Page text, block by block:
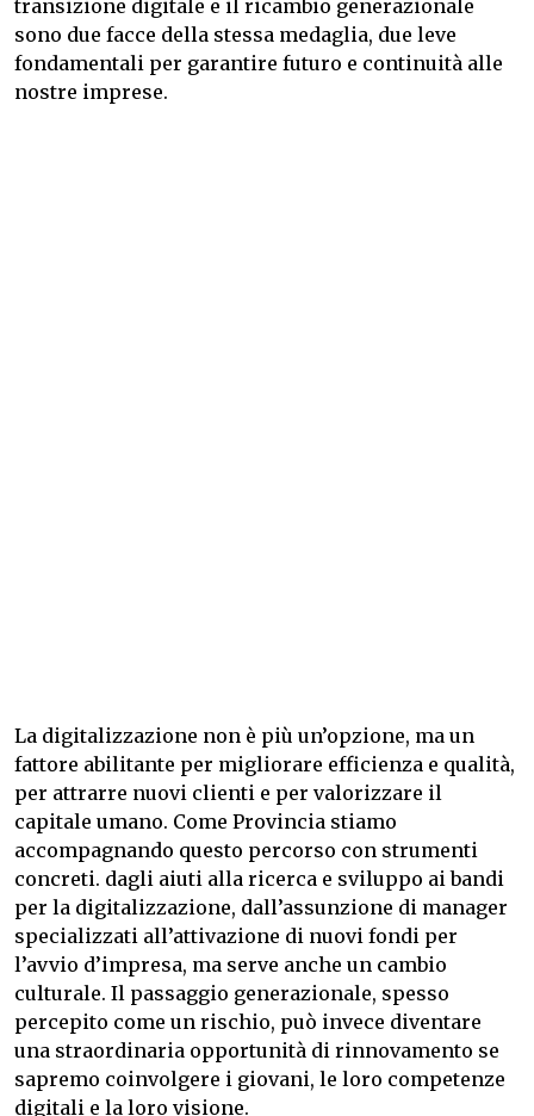
transizione digitale e il ricambio generazionale
sono due facce della stessa medaglia, due leve
fondamentali per garantire futuro e continuità alle
nostre imprese.
La digitalizzazione non è più un’opzione, ma un
fattore abilitante per migliorare efficienza e qualità,
per attrarre nuovi clienti e per valorizzare il
capitale umano. Come Provincia stiamo
accompagnando questo percorso con strumenti
concreti. dagli aiuti alla ricerca e sviluppo ai bandi
per la digitalizzazione, dall’assunzione di manager
specializzati all’attivazione di nuovi fondi per
l’avvio d’impresa, ma serve anche un cambio
culturale. Il passaggio generazionale, spesso
percepito come un rischio, può invece diventare
una straordinaria opportunità di rinnovamento se
sapremo coinvolgere i giovani, le loro competenze
digitali e la loro visione.